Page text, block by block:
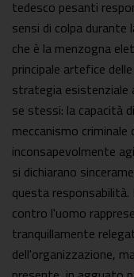
tedesco pesanti
sensi di colpa durante
che è la menzogna
principale artefice
strategia
se stessi: la capacità
meccanismo criminale
inconsapevolmente
si dichiarano
questa
contro l'uomo
tranquillamente
dell'organizzazione,